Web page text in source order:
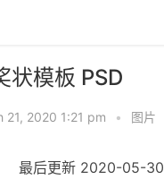
状模板 PSD
21, 2020 1:21 pm • 图片
最后更新 2020-05-30